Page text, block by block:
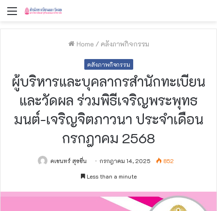
Menu
Home / คลังภาพกิจกรรม
คลังภาพกิจกรรม
ผู้บริหารและบุคลากรสำนักทะเบียน
และวัดผล ร่วมพิธีเจริญพระพุทธ
มนต์-เจริญจิตภาวนา ประจำเดือน
กรกฎาคม 2568
คเชนทร์ สุขชื่น กรกฎาคม 14, 2025
852
Less than a minute